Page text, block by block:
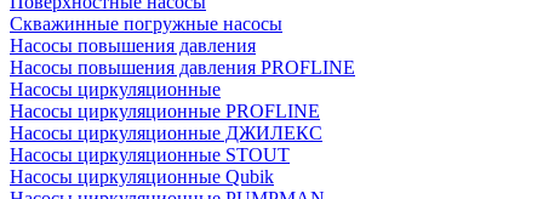
Скважинные погружные насосы
Насосы повышения давления
Насосы повышения давления PROFLINE
Насосы циркуляционные
Насосы циркуляционные PROFLINE
Насосы циркуляционные ДЖИЛЕКС
Насосы циркуляционные STOUT
Насосы циркуляционные Qubik